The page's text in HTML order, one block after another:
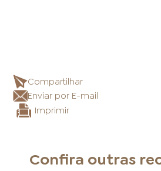
Compartilhar
Enviar por E-mail
Imprimir
Confira outras